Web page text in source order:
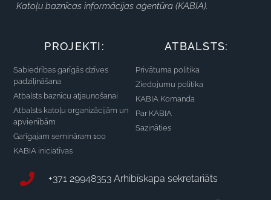
Katoļu baznīcas informācijas aģentūra (KABIA).
PROJEKTI:
Sabiedrības garīgās dzīves
padziļināšana
Atbalsts baznīcu atjaunošanai
Atbalsts katoļu organizācijām un
apvienībām
Garīgajam semināram 100
KABIA iniciatīvas
ATBALSTS:
Privātuma politika
Ziedojumu politika
KABIA Komanda
Par KABIA
Sazināties
+371 29948353 Arhibīskapa sekretariāts